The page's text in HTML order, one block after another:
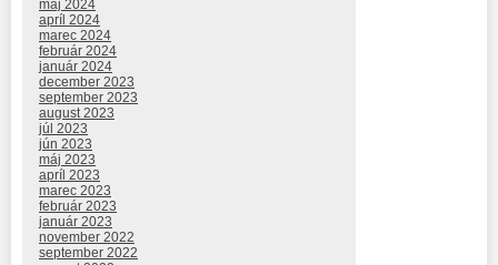
máj 2024
apríl 2024
marec 2024
február 2024
január 2024
december 2023
september 2023
august 2023
júl 2023
jún 2023
máj 2023
apríl 2023
marec 2023
február 2023
január 2023
november 2022
september 2022